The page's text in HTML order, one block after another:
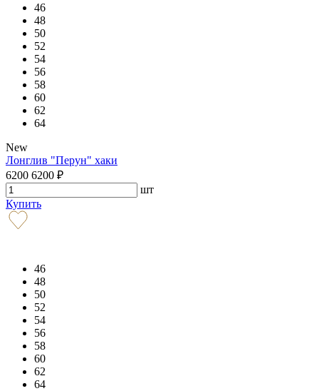
46
48
50
52
54
56
58
60
62
64
New
Лонглив "Перун" хаки
6200 6200 ₽
шт
Купить
46
48
50
52
54
56
58
60
62
64